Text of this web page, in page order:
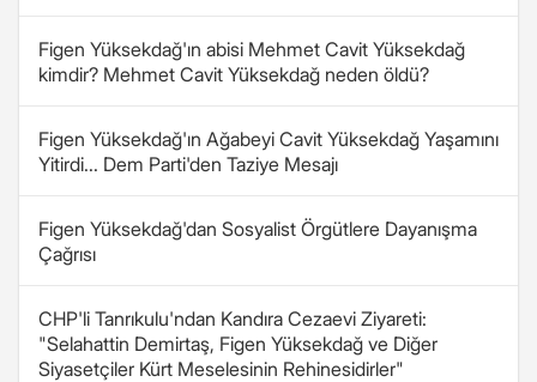
Figen Yüksekdağ'ın abisi Mehmet Cavit Yüksekdağ
kimdir? Mehmet Cavit Yüksekdağ neden öldü?
Figen Yüksekdağ'ın Ağabeyi Cavit Yüksekdağ Yaşamını
Yitirdi... Dem Parti'den Taziye Mesajı
Figen Yüksekdağ'dan Sosyalist Örgütlere Dayanışma
Çağrısı
CHP'li Tanrıkulu'ndan Kandıra Cezaevi Ziyareti:
"Selahattin Demirtaş, Figen Yüksekdağ ve Diğer
Siyasetçiler Kürt Meselesinin Rehinesidirler"